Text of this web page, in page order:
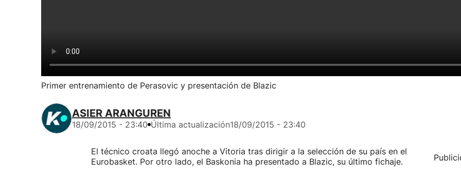
Primer entrenamiento de Perasovic y presentación de Blazic
ASIER ARANGUREN
18/09/2015 - 23:40 Última actualización18/09/2015 - 23:40
El técnico croata llegó anoche a Vitoria tras dirigir a la selección de su país en el
Eurobasket. Por otro lado, el Baskonia ha presentado a Blazic, su último fichaje.